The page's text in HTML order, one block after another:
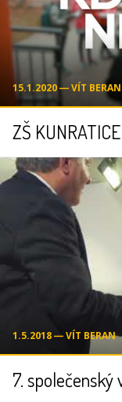
15.1.2020 ― VÍT BERAN
1.5.2018 ― VÍT BERAN